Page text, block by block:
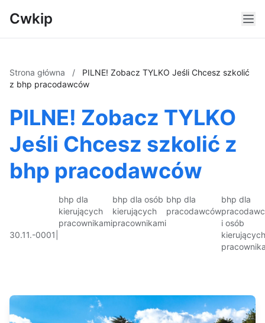
Cwkip
Strona główna /
PILNE! Zobacz TYLKO Jeśli Chcesz szkolić
z bhp pracodawców
PILNE! Zobacz TYLKO
Jeśli Chcesz szkolić z
bhp pracodawców
30.11.-0001
bhp dla
kierujących
pracownikami
bhp dla osób
kierujących
pracownikami
bhp dla
pracodawców
bhp dla
i osób
kierujących